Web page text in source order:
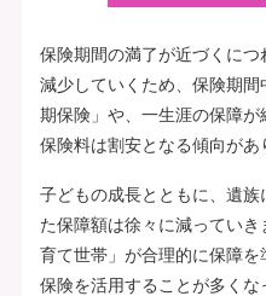
保険期間の満了が近づくに
減少していくため、保険期
期保険」や、一生涯の保障が
保険料は割安となる傾向があ
子どもの成長とともに、遺
た保障額は徐々に減ってい
育て世帯」が合理的に保障
保険を活用することが多くな